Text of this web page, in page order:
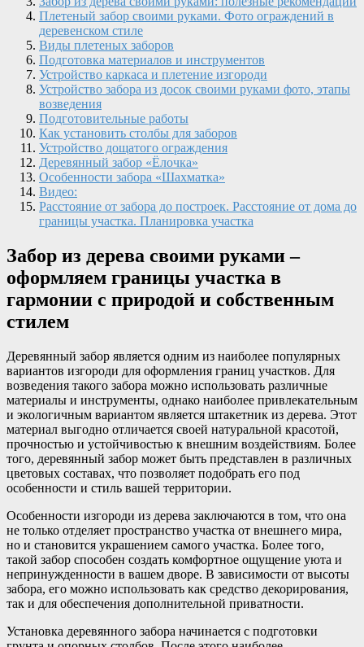
Плетеный забор своими руками. Фото ограждений в
деревенском стиле
Виды плетеных заборов
Подготовка материалов и инструментов
Устройство каркаса и плетение изгороди
Устройство забора из досок своими руками фото, этапы
возведения
Подготовительные работы
Как установить столбы для заборов
Устройство дощатого ограждения
Деревянный забор «Ёлочка»
Особенности забора «Шахматка»
Видео:
Расстояние от забора до построек. Расстояние от дома до
границы участка. Планировка участка
Забор из дерева своими руками –
оформляем границы участка в
гармонии с природой и собственным
стилем
Деревянный забор является одним из наиболее популярных
вариантов изгороди для оформления границ участков. Для
возведения такого забора можно использовать различные
материалы и инструменты, однако наиболее привлекательным
и экологичным вариантом является штакетник из дерева. Этот
материал выгодно отличается своей натуральной красотой,
прочностью и устойчивостью к внешним воздействиям. Более
того, деревянный забор может быть представлен в различных
цветовых составах, что позволяет подобрать его под
особенности и стиль вашей территории.
Особенности изгороди из дерева заключаются в том, что она
не только отделяет пространство участка от внешнего мира,
но и становится украшением самого участка. Более того,
такой забор способен создать комфортное ощущение уюта и
непринужденности в вашем дворе. В зависимости от высоты
забора, его можно использовать как средство декорирования,
так и для обеспечения дополнительной приватности.
Установка деревянного забора начинается с подготовки